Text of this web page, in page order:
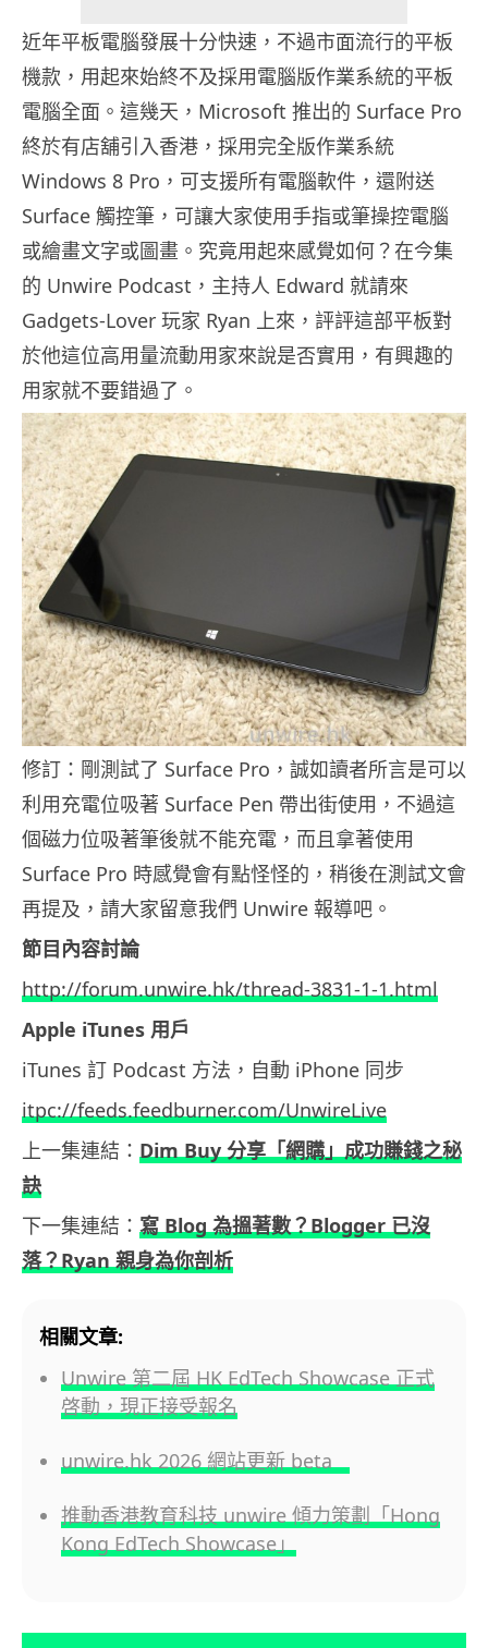
近年平板電腦發展十分快速，不過市面流行的平板
機款，用起來始終不及採用電腦版作業系統的平板
電腦全面。這幾天，Microsoft 推出的 Surface Pro
終於有店舖引入香港，採用完全版作業系統
Windows 8 Pro，可支援所有電腦軟件，還附送
Surface 觸控筆，可讓大家使用手指或筆操控電腦
或繪畫文字或圖畫。究竟用起來感覺如何？在今集
的 Unwire Podcast，主持人 Edward 就請來
Gadgets-Lover 玩家 Ryan 上來，評評這部平板對
於他這位高用量流動用家來說是否實用，有興趣的
用家就不要錯過了。
修訂：剛測試了 Surface Pro，誠如讀者所言是可以
利用充電位吸著 Surface Pen 帶出街使用，不過這
個磁力位吸著筆後就不能充電，而且拿著使用
Surface Pro 時感覺會有點怪怪的，稍後在測試文會
再提及，請大家留意我們 Unwire 報導吧。
節目內容討論
http://forum.unwire.hk/thread-3831-1-1.html
Apple iTunes 用戶
iTunes 訂 Podcast 方法，自動 iPhone 同步
itpc://feeds.feedburner.com/UnwireLive
上一集連結： Dim Buy 分享「網購」成功賺錢之秘
訣
下一集連結： 寫 Blog 為搵著數？Blogger 已沒
落？Ryan 親身為你剖析
相關文章:
Unwire 第二屆 HK EdTech Showcase 正式
啓動，現正接受報名
unwire.hk 2026 網站更新 beta
推動香港教育科技 unwire 傾力策劃「Hong
Kong EdTech Showcase」